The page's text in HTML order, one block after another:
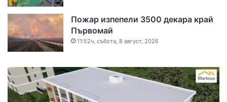
Пожар изпепели 3500 декара край
Първомай
11:52ч, събота, 8 август, 2026